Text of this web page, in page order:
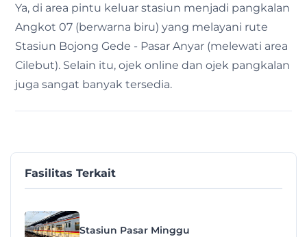
Ya, di area pintu keluar stasiun menjadi pangkalan
Angkot 07 (berwarna biru) yang melayani rute
Stasiun Bojong Gede - Pasar Anyar (melewati area
Cilebut). Selain itu, ojek online dan ojek pangkalan
juga sangat banyak tersedia.
Fasilitas Terkait
Stasiun Pasar Minggu